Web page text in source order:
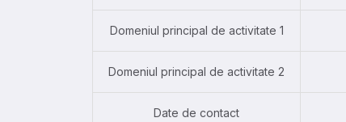
Domeniul principal de activitate 1
Domeniul principal de activitate 2
Date de contact